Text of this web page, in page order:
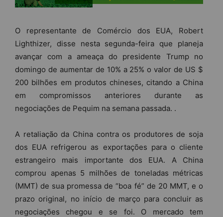
O representante de Comércio dos EUA, Robert
Lighthizer, disse nesta segunda-feira que planeja
avançar com a ameaça do presidente Trump no
domingo de aumentar de 10% a 25% o valor de US $
200 bilhões em produtos chineses, citando a China
em compromissos anteriores durante as
negociações de Pequim na semana passada. .
A retaliação da China contra os produtores de soja
dos EUA refrigerou as exportações para o cliente
estrangeiro mais importante dos EUA. A China
comprou apenas 5 milhões de toneladas métricas
(MMT) de sua promessa de “boa fé” de 20 MMT, e o
prazo original, no início de março para concluir as
negociações chegou e se foi. O mercado tem